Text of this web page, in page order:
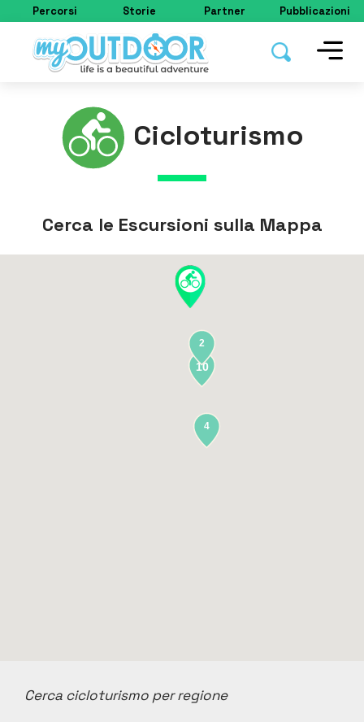
Percorsi Storie Partner Pubblicazioni
Cicloturismo
Cerca le Escursioni sulla Mappa
4
10
2
Cerca cicloturismo per regione